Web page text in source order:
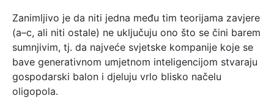
Zanimljivo je da niti jedna među tim teorijama zavjere
(a–c, ali niti ostale) ne uključuju ono što se čini barem
sumnjivim, tj. da najveće svjetske kompanije koje se
bave generativnom umjetnom inteligencijom stvaraju
gospodarski balon i djeluju vrlo blisko načelu
oligopola.